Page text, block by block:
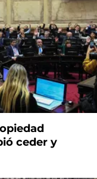
ceder y